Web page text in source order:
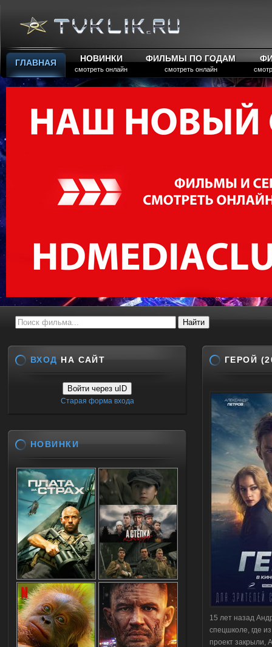
ГЛАВНАЯ НОВИНКИ
смотреть онлайн
ФИЛЬМЫ ПО ГОДАМ
смотреть онлайн
ГЕРОЙ
15 лет назад
спецшколе, где
проект закрыли,
ВХОД НА САЙТ
Войти через uID
Старая форма входа
НОВИНКИ